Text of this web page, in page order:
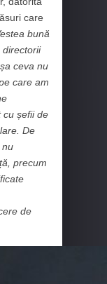
care
bună
directorii
ceva nu
care am
cu șefii de
De
nu
precum
de